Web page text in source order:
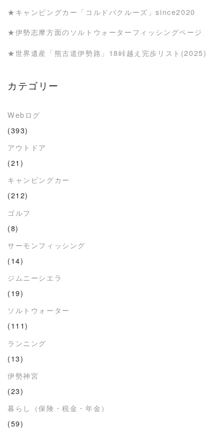
★キャンピングカー「コルドバクルーズ」since2020
★伊勢志摩方面のソルトウォーターフィッシングページ
★世界遺産「熊古道伊勢路」18峠越え完歩リスト(2025)
カテゴリー
Webログ
(393)
アウトドア
(21)
キャンピングカー
(212)
ゴルフ
(8)
サーモンフィッシング
(14)
ジムニーシエラ
(19)
ソルトウォーター
(111)
ランニング
(13)
伊勢神宮
(23)
暮らし（保険・税金・年金）
(59)